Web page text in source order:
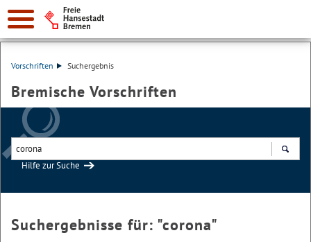
Vorschriften Suchergebnis
Bremische Vorschriften
Hilfe zur Suche
Suchergebnisse für: "corona"